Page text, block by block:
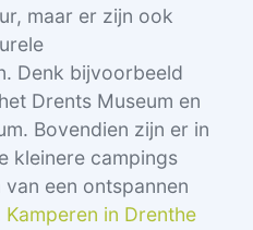
maar er zijn ook
Denk bijvoorbeeld
Drents Museum en
Bovendien zijn er in
kleinere campings
een ontspannen
Kamperen in Drenthe